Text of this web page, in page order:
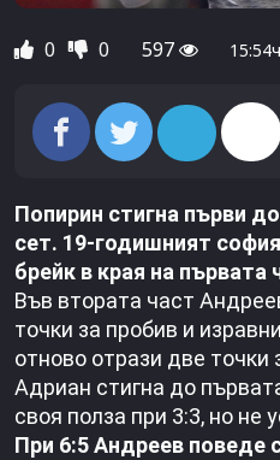
0 0 597
Попирин стигна първи
сет. 19-годишният
брейк в края на първата
Във втората част
точки за пробив и
отново отрази две точки
Адриан стигна до
своя полза при 3:3, но не
При 6:5 Андреев поведе